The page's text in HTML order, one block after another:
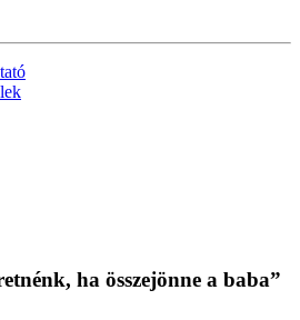
ha összejönne a baba”